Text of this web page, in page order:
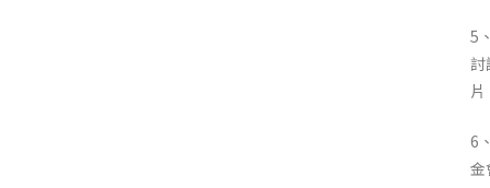
5
討
片
6
金